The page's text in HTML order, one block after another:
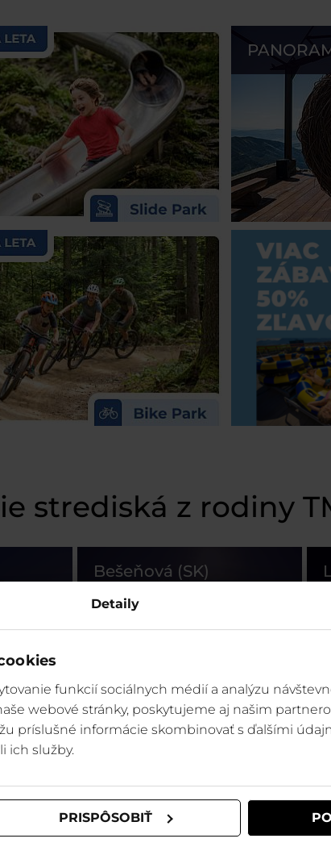
Detaily
funkcií sociálnych médií a analýzu
webové stránky, poskytujeme aj našim
príslušné informácie skombinovať s ďalšími
ich služby.
PRISPÔSOBIŤ
strediská z rodiny
Bešeňová (SK)